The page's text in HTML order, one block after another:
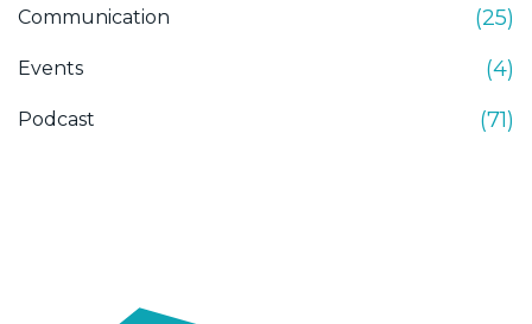
Communication (25)
Events (4)
Podcast (71)